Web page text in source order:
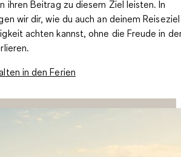
ihren Beitrag zu diesem Ziel leisten. In
wir dir, wie du auch an deinem Reiseziel
achten kannst, ohne die Freude in
in den Ferien